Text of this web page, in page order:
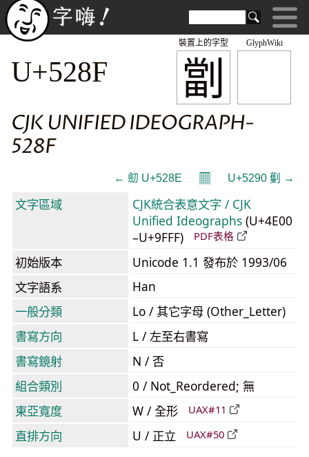
GlyphWiki
劏
裝置上的字型
U+528F
CJK UNIFIED IDEOGRAPH-
528F
← 劎 U+528E 𝄜 U+5290 劐 →
文字區域
CJK統合表意文字 / CJK
Unified Ideographs (U+4E00
–U+9FFF)
PDF表格
初始版本
Unicode 1.1 發布於 1993/06
文字語系
Han
一般分類
Lo / 其它字母 (Other_Letter)
書寫方向
L / 左至右書寫
書寫鏡射
N / 否
組合類別
0 / Not_Reordered; 無
東亞寬度
W / 全形 UAX#11
直排方向 U / 正立 UAX#50